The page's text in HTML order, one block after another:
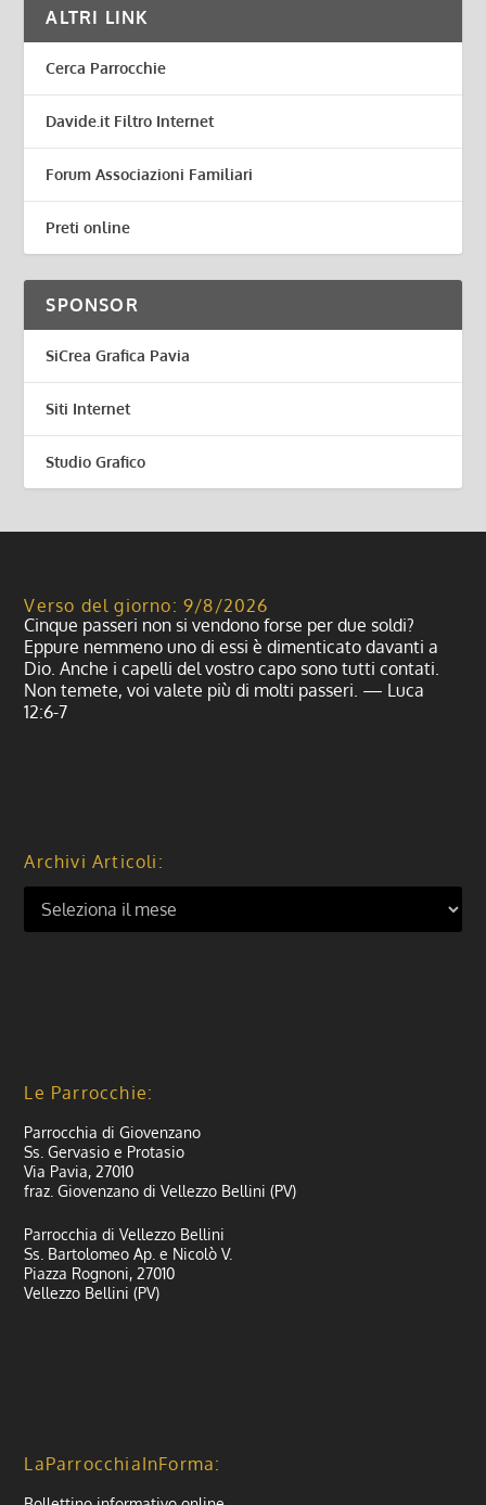
ALTRI LINK
Cerca Parrocchie
Davide.it Filtro Internet
Forum Associazioni Familiari
Preti online
SPONSOR
SiCrea Grafica Pavia
Siti Internet
Studio Grafico
Verso del giorno: 9/8/2026
Cinque passeri non si vendono forse per due soldi?
Eppure nemmeno uno di essi è dimenticato davanti a
Dio. Anche i capelli del vostro capo sono tutti contati.
Non temete, voi valete più di molti passeri. — Luca
12:6-7
Archivi Articoli:
Le Parrocchie:
Parrocchia di Giovenzano
Ss. Gervasio e Protasio
Via Pavia, 27010
fraz. Giovenzano di Vellezzo Bellini (PV)
Parrocchia di Vellezzo Bellini
Ss. Bartolomeo Ap. e Nicolò V.
Piazza Rognoni, 27010
Vellezzo Bellini (PV)
LaParrocchiaInForma: